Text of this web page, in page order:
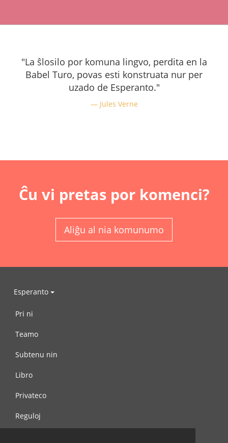
"La ŝlosilo por komuna lingvo, perdita en la
Babel Turo, povas esti konstruata nur per
uzado de Esperanto."
Jules Verne
Ĉu vi pretas por komenci?
Aliĝu al nia komunumo
Esperanto
Pri ni
Teamo
Subtenu nin
Libro
Privateco
Reguloj